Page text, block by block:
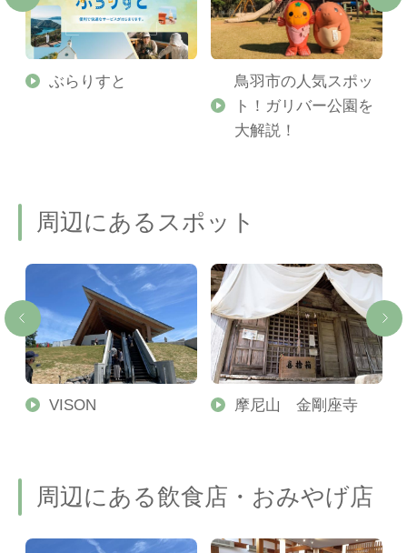
ぶらりすと
鳥羽市の人気スポッ
ト！ガリバー公園を
大解説！
周辺にあるスポット
VISON 摩尼山 金剛座寺
周辺にある飲食店・おみやげ店